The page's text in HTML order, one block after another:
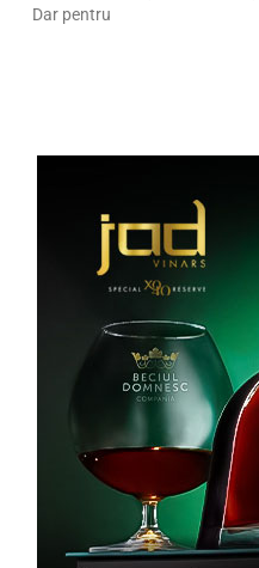
Dar pentru